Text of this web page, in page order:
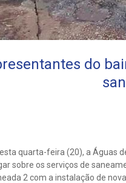
do
quarta-feira (20), a Águas
sobre os serviços de
2 com a instalação de